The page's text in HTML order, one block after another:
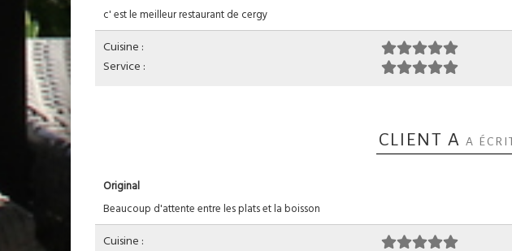
c' est le meilleur restaurant de cergy
Cuisine :
Service :
CLIENT A A
Original
Beaucoup d'attente entre les plats et la boisson
Cuisine :